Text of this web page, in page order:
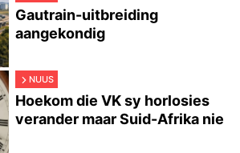
Gautrain-uitbreiding
aangekondig
NUUS
Hoekom die VK sy horlosies
verander maar Suid-Afrika nie